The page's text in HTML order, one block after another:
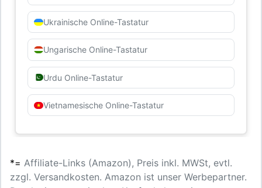
Ukrainische Online-Tastatur
Ungarische Online-Tastatur
Urdu Online-Tastatur
Vietnamesische Online-Tastatur
*= Affiliate-Links (Amazon), Preis inkl. MWSt, evtl.
zzgl. Versandkosten. Amazon ist unser Werbepartner.